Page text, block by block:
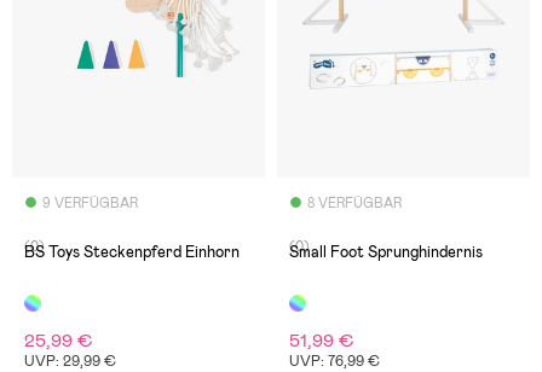
9 VERFÜGBAR
(0)
BS Toys Steckenpferd Einhorn
25,99 €
UVP: 29,99 €
8 VERFÜGBAR
(0)
Small Foot Sprunghindernis
51,99 €
UVP: 76,99 €